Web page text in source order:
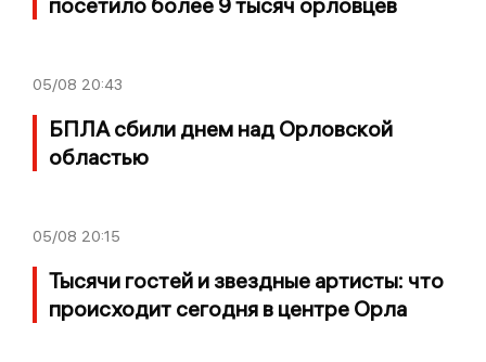
05/08 20:43
БПЛА сбили днем над Орловской
областью
05/08 20:15
Тысячи гостей и звездные артисты: что
происходит сегодня в центре Орла